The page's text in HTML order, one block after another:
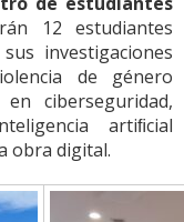
12 estudiantes
investigaciones
de género
ciberseguridad,
artiﬁcial
obra digital.